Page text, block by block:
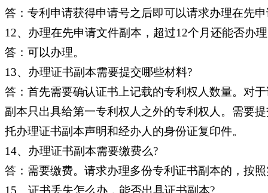
答：专利申请获得申请号之后即可以请求办理在先
12、办理在先申请文件副本，超过12个月还能否办
答：可以办理。
13、办理证书副本需要提交哪些材料?
答：首先需要确认证书上记载的专利权人数量。对
副本只出具给第一专利权人之外的专利权人。需要
托办理证书副本声明和经办人的身份证复印件。
14、办理证书副本需要缴费么?
答：需要缴费。请求办理多份专利证书副本的，按
15、证书丢失怎么办，能否出具证书副本?